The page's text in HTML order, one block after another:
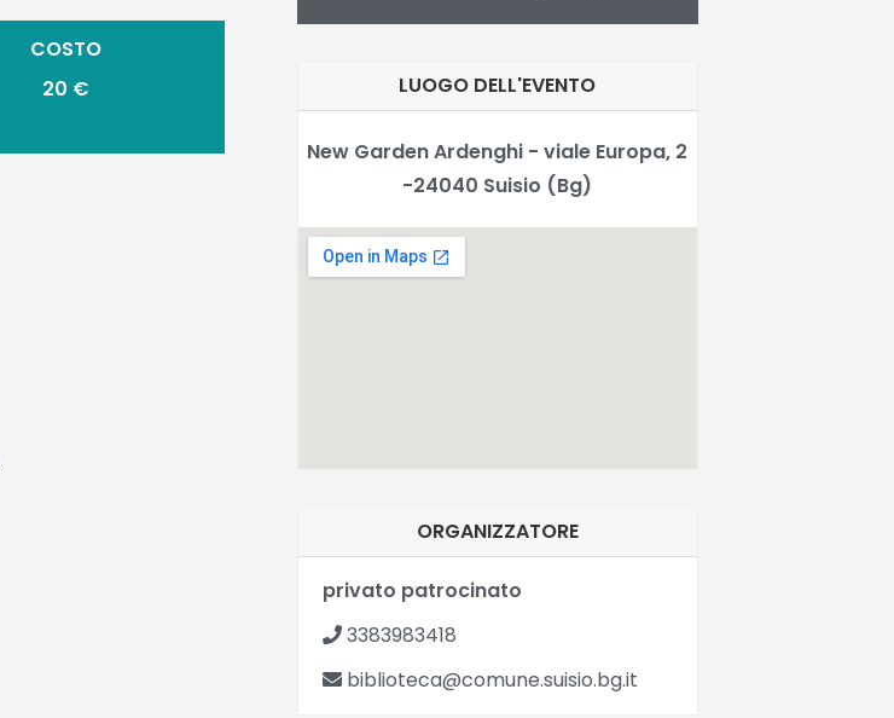
COSTO
20 €
LUOGO DELL'EVENTO
New Garden Ardenghi - viale Europa, 2
-24040 Suisio (Bg)
ORGANIZZATORE
privato patrocinato
3383983418
biblioteca@comune.suisio.bg.it